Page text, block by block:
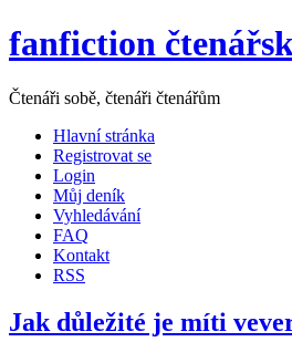
fanfiction
Čtenáři sobě, čtenáři čtenářům
Hlavní stránka
Registrovat se
Login
Můj deník
Vyhledávání
FAQ
Kontakt
RSS
Jak důležité je míti